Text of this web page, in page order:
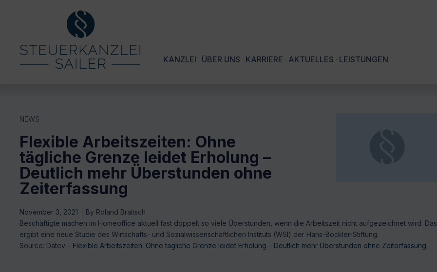
KANZLEI ÜBER UNS KARRIERE AKTUELLES LEISTUNGEN
NEWS
Flexible Arbeitszeiten: Ohne
tägliche Grenze leidet Erholung –
Deutlich mehr Überstunden ohne
Zeiterfassung
November 3, 2021 By Roland Braitsch
Beschäftigte machen im Homeoffice aktuell fast doppelt so viele Überstunden, wenn die Arbeitszeit nicht aufgezeichnet wird. Das
ergibt eine neue Studie des Wirtschafts- und Sozialwissenschaftlichen Instituts (WSI) der Hans-Böckler-Stiftung.
Source: Datev – Flexible Arbeitszeiten: Ohne tägliche Grenze leidet Erholung – Deutlich mehr Überstunden ohne Zeiterfassung